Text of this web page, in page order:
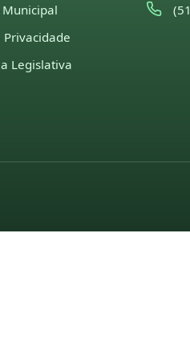
Privacidade
Legislativa